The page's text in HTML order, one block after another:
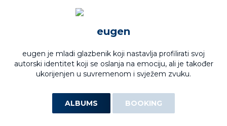
eugen
eugen je mladi glazbenik koji nastavlja profilirati svoj
autorski identitet koji se oslanja na emociju, ali je također
ukorijenjen u suvremenom i svježem zvuku.
ALBUMS BOOKING